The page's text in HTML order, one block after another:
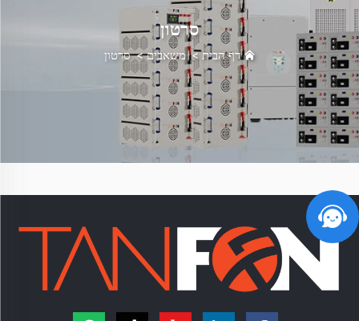
סרטון
דף הבית>משאבים>סרטון